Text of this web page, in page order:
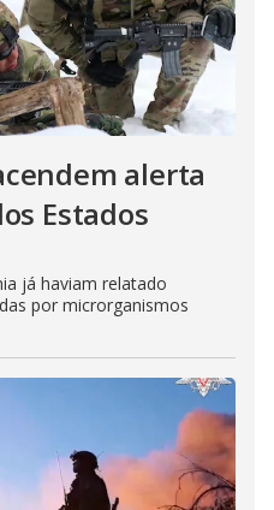
alerta
Estados
já haviam relatado
por microrganismos